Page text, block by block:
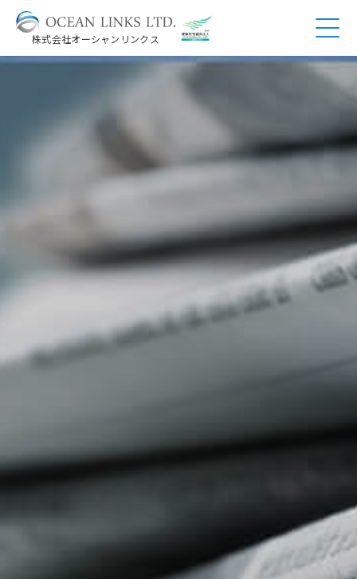
株式会社オーシャンリンクス